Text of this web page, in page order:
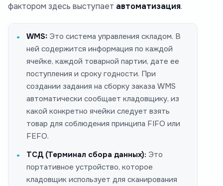
фактором здесь выступает автоматизация.
WMS: Это система управления складом. В
ней содержится информация по каждой
ячейке, каждой товарной партии, дате ее
поступления и сроку годности. При
создании задания на сборку заказа WMS
автоматически сообщает кладовщику, из
какой конкретно ячейки следует взять
товар для соблюдения принципа FIFO или
FEFO.
ТСД (Терминал сбора данных): Это
портативное устройство, которое
кладовщик использует для сканирования